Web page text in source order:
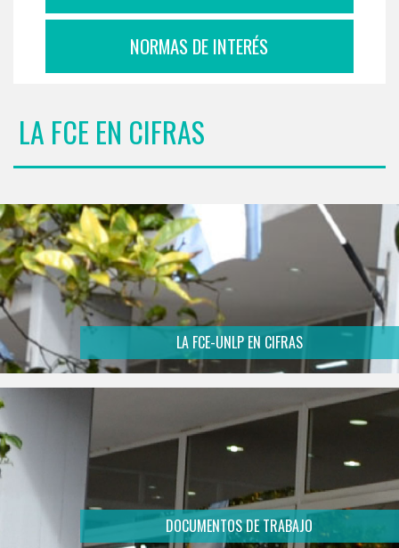
NORMAS DE INTERÉS
LA FCE EN CIFRAS
LA FCE-UNLP EN CIFRAS
DOCUMENTOS DE TRABAJO